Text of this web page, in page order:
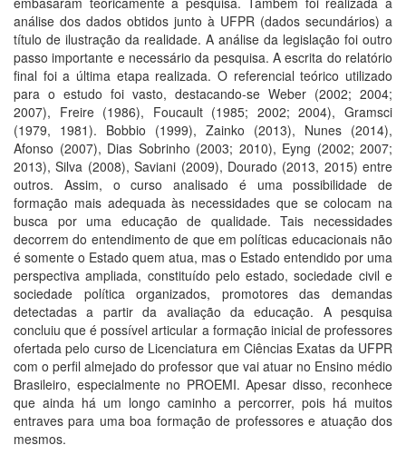
análise dos dados obtidos junto à UFPR (dados secundários) a
título de ilustração da realidade. A análise da legislação foi outro
passo importante e necessário da pesquisa. A escrita do relatório
final foi a última etapa realizada. O referencial teórico utilizado
para o estudo foi vasto, destacando-se Weber (2002; 2004;
2007), Freire (1986), Foucault (1985; 2002; 2004), Gramsci
(1979, 1981). Bobbio (1999), Zainko (2013), Nunes (2014),
Afonso (2007), Dias Sobrinho (2003; 2010), Eyng (2002; 2007;
2013), Silva (2008), Saviani (2009), Dourado (2013, 2015) entre
outros. Assim, o curso analisado é uma possibilidade de
formação mais adequada às necessidades que se colocam na
busca por uma educação de qualidade. Tais necessidades
decorrem do entendimento de que em políticas educacionais não
é somente o Estado quem atua, mas o Estado entendido por uma
perspectiva ampliada, constituído pelo estado, sociedade civil e
sociedade política organizados, promotores das demandas
detectadas a partir da avaliação da educação. A pesquisa
concluiu que é possível articular a formação inicial de professores
ofertada pelo curso de Licenciatura em Ciências Exatas da UFPR
com o perfil almejado do professor que vai atuar no Ensino médio
Brasileiro, especialmente no PROEMI. Apesar disso, reconhece
que ainda há um longo caminho a percorrer, pois há muitos
entraves para uma boa formação de professores e atuação dos
mesmos.